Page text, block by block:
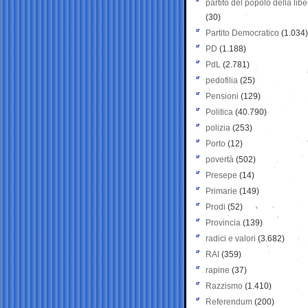
partito del popolo della
(30)
Partito Democratico (1.034)
PD (1.188)
PdL (2.781)
pedofilia (25)
Pensioni (129)
Politica (40.790)
polizia (253)
Porto (12)
povertà (502)
Presepe (14)
Primarie (149)
Prodi (52)
Provincia (139)
radici e valori (3.682)
RAI (359)
rapine (37)
Razzismo (1.410)
Referendum (200)